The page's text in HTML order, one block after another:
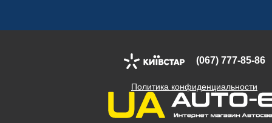
(067) 777-85-86
Политика конфиденциальности